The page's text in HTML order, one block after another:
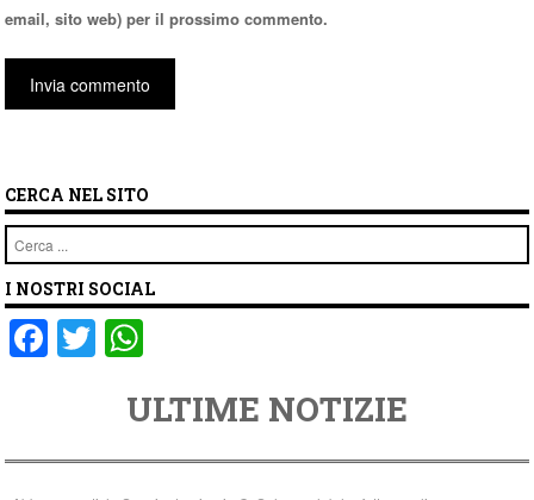
email, sito web) per il prossimo commento.
CERCA NEL SITO
Cerca
I NOSTRI SOCIAL
F
e
T
er
at
s
ULTIME NOTIZIE